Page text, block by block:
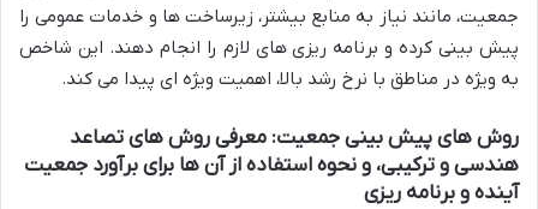
جمعیت، مانند نیاز به منابع بیشتر، زیرساخت ها و خدمات عمومی را
پیش بینی کرده و برنامه ریزی های لازم را انجام دهند. این شاخص
به ویژه در مناطق با نرخ رشد بالا، اهمیت ویژه ای پیدا می کند.
روش های پیش بینی جمعیت: معرفی روش های تصاعد
هندسی و ترکیبی، و نحوه استفاده از آن ها برای برآورد جمعیت
آینده و برنامه ریزی